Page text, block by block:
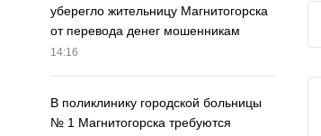
уберегло жительницу Магнитогорска
от перевода денег мошенникам
14:16
В поликлинику городской больницы
№ 1 Магнитогорска требуются